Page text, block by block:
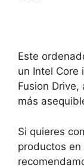
Este
un Intel Core
Fusion
más
Si quieres
productos